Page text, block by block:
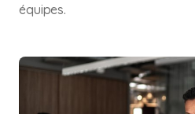
équipes.